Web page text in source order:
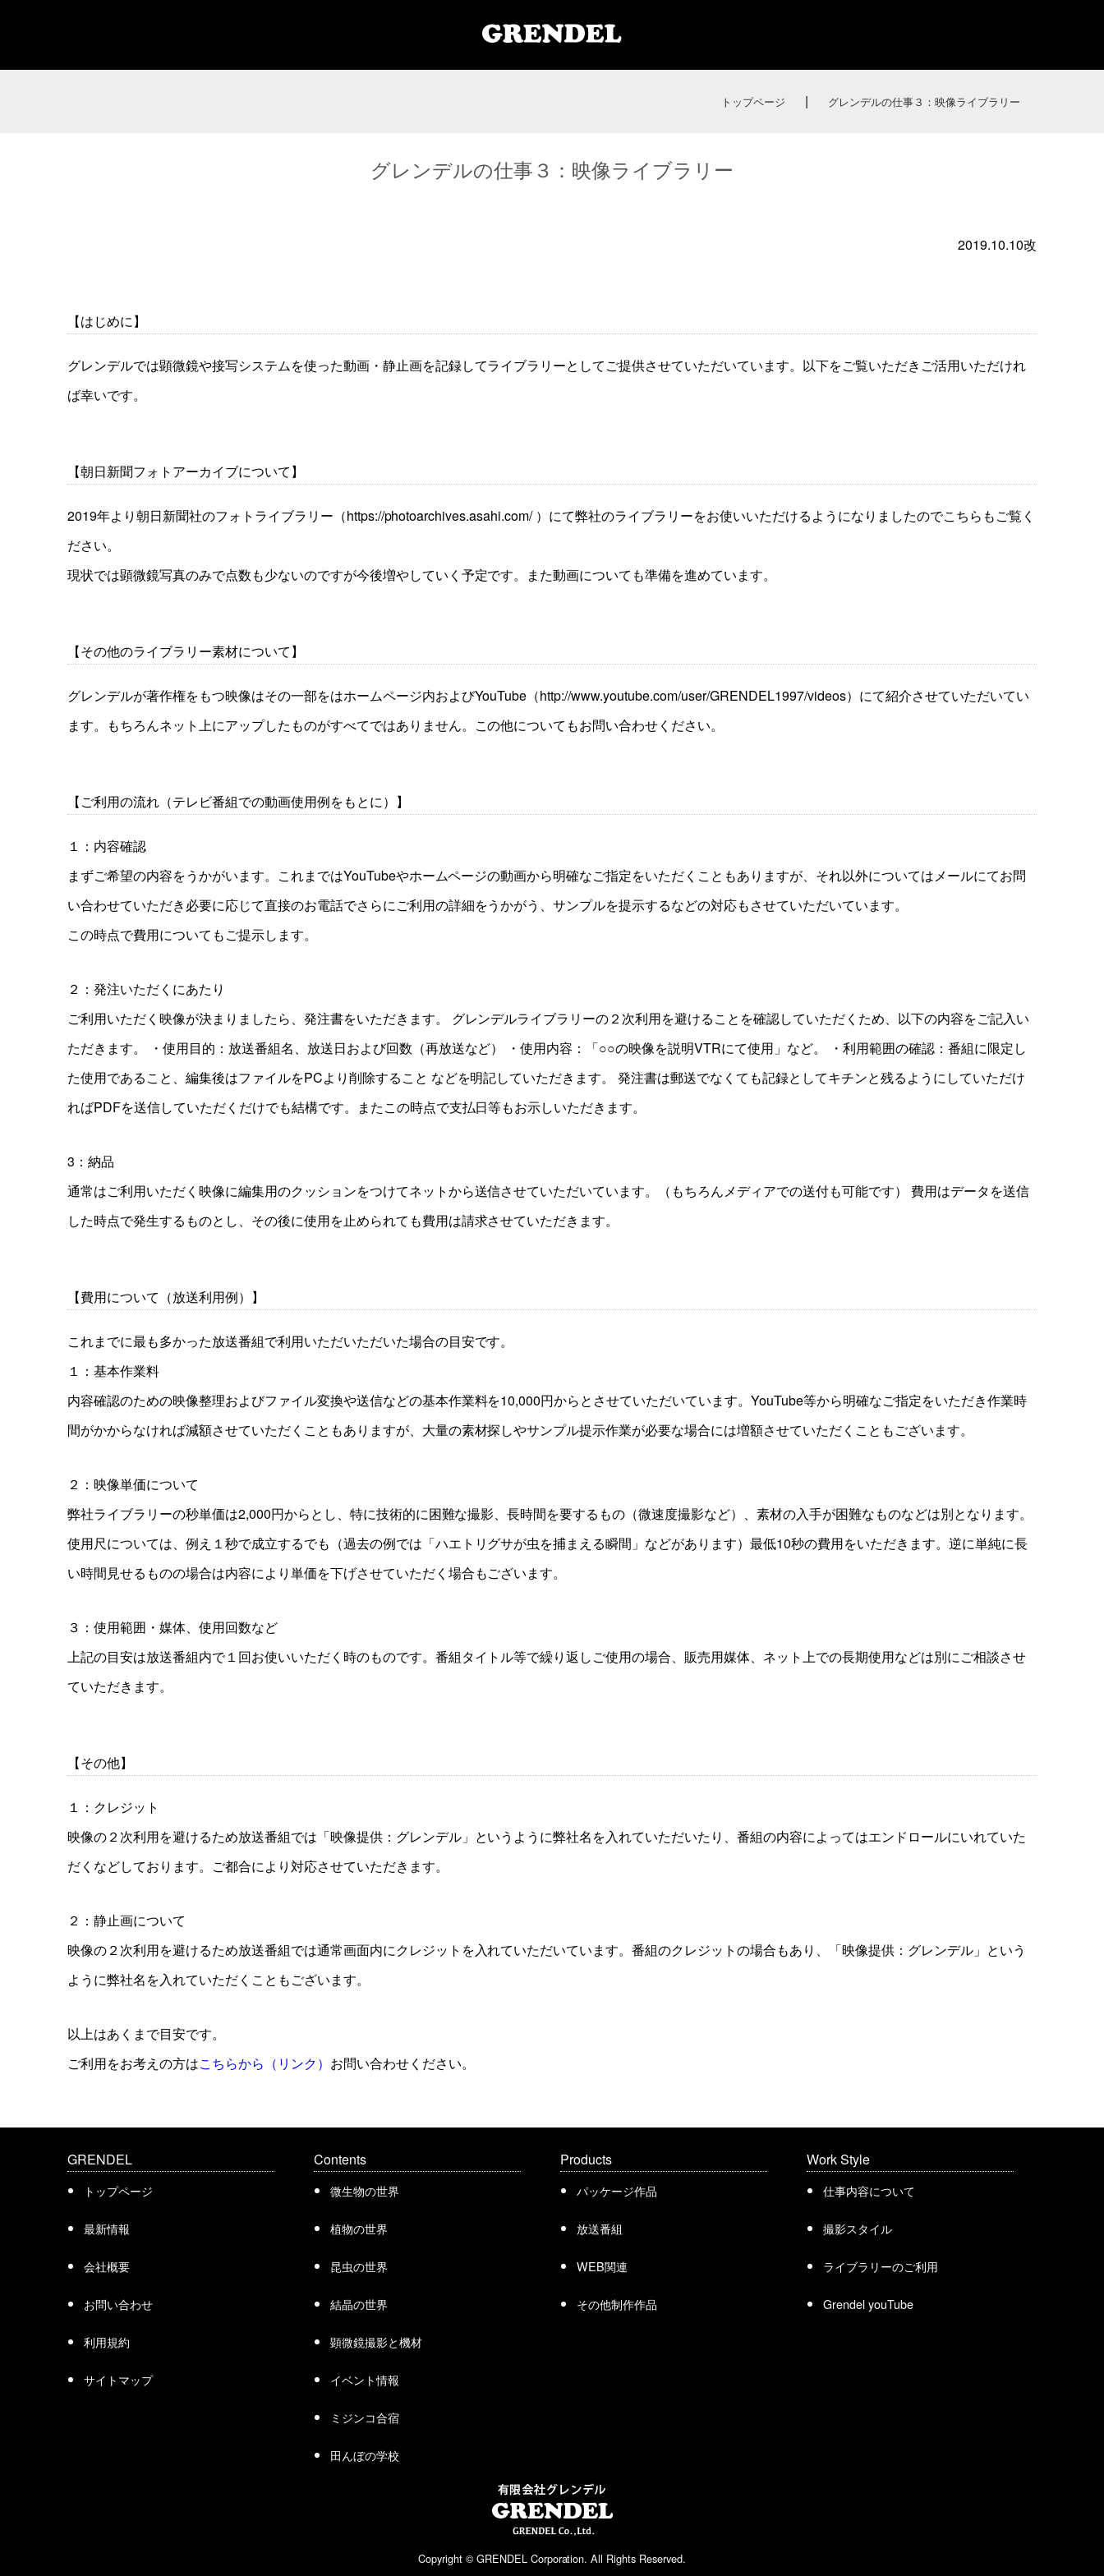
トップページ | グレンデルの仕事３：映像ライブラリー
グレンデルの仕事３：映像ライブラリー
2019.10.10改
【はじめに】
グレンデルでは顕微鏡や接写システムを使った動画・静止画を記録してライブラリーとしてご提供させていただいています。以下をご覧いただきご活用いただけれ
ば幸いです。
【朝日新聞フォトアーカイブについて】
2019年より朝日新聞社のフォトライブラリー（https://photoarchives.asahi.com/ ）にて弊社のライブラリーをお使いいただけるようになりましたのでこちらもご覧く
ださい。
現状では顕微鏡写真のみで点数も少ないのですが今後増やしていく予定です。また動画についても準備を進めています。
【その他のライブラリー素材について】
グレンデルが著作権をもつ映像はその一部をはホームページ内およびYouTube（http://www.youtube.com/user/GRENDEL1997/videos）にて紹介させていただいてい
ます。もちろんネット上にアップしたものがすべてではありません。この他についてもお問い合わせください。
【ご利用の流れ（テレビ番組での動画使用例をもとに）】
１：内容確認
まずご希望の内容をうかがいます。これまではYouTubeやホームページの動画から明確なご指定をいただくこともありますが、それ以外についてはメールにてお問
い合わせていただき必要に応じて直接のお電話でさらにご利用の詳細をうかがう、サンプルを提示するなどの対応もさせていただいています。
この時点で費用についてもご提示します。
２：発注いただくにあたり
ご利用いただく映像が決まりましたら、発注書をいただきます。 グレンデルライブラリーの２次利用を避けることを確認していただくため、以下の内容をご記入い
ただきます。 ・使用目的：放送番組名、放送日および回数（再放送など） ・使用内容：「○○の映像を説明VTRにて使用」など。 ・利用範囲の確認：番組に限定し
た使用であること、編集後はファイルをPCより削除すること などを明記していただきます。 発注書は郵送でなくても記録としてキチンと残るようにしていただけ
ればPDFを送信していただくだけでも結構です。またこの時点で支払日等もお示しいただきます。
3：納品
通常はご利用いただく映像に編集用のクッションをつけてネットから送信させていただいています。（もちろんメディアでの送付も可能です） 費用はデータを送信
した時点で発生するものとし、その後に使用を止められても費用は請求させていただきます。
【費用について（放送利用例）】
これまでに最も多かった放送番組で利用いただいただいた場合の目安です。
１：基本作業料
内容確認のための映像整理およびファイル変換や送信などの基本作業料を10,000円からとさせていただいています。YouTube等から明確なご指定をいただき作業時
間がかからなければ減額させていただくこともありますが、大量の素材探しやサンプル提示作業が必要な場合には増額させていただくこともございます。
２：映像単価について
弊社ライブラリーの秒単価は2,000円からとし、特に技術的に困難な撮影、長時間を要するもの（微速度撮影など）、素材の入手が困難なものなどは別となります。
使用尺については、例え１秒で成立するでも（過去の例では「ハエトリグサが虫を捕まえる瞬間」などがあります）最低10秒の費用をいただきます。逆に単純に長
い時間見せるものの場合は内容により単価を下げさせていただく場合もございます。
３：使用範囲・媒体、使用回数など
上記の目安は放送番組内で１回お使いいただく時のものです。番組タイトル等で繰り返しご使用の場合、販売用媒体、ネット上での長期使用などは別にご相談させ
ていただきます。
【その他】
１：クレジット
映像の２次利用を避けるため放送番組では「映像提供：グレンデル」というように弊社名を入れていただいたり、番組の内容によってはエンドロールにいれていた
だくなどしております。ご都合により対応させていただきます。
２：静止画について
映像の２次利用を避けるため放送番組では通常画面内にクレジットを入れていただいています。番組のクレジットの場合もあり、「映像提供：グレンデル」という
ように弊社名を入れていただくこともございます。
以上はあくまで目安です。
ご利用をお考えの方はこちらから（リンク） お問い合わせください。
GRENDEL
トップページ
最新情報
会社概要
お問い合わせ
利用規約
サイトマップ
Contents
微生物の世界
植物の世界
昆虫の世界
結晶の世界
顕微鏡撮影と機材
イベント情報
ミジンコ合宿
田んぼの学校
Products
パッケージ作品
放送番組
WEB関連
その他制作作品
Work Style
仕事内容について
撮影スタイル
ライブラリーのご利用
Grendel youTube
Copyright © GRENDEL Corporation. All Rights Reserved.